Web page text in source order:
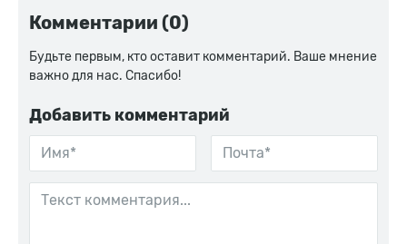
Комментарии (0)
Будьте первым, кто оставит комментарий. Ваше мнение
важно для нас. Спасибо!
Добавить комментарий